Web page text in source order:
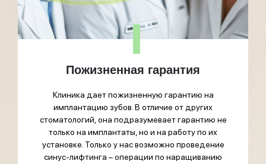
Пожизненная гарантия
Клиника дает пожизненную гарантию на
имплантацию зубов. В отличие от других
стоматологий, она подразумевает гарантию не
только на имплантаты, но и на работу по их
установке. Только у нас возможно проведение
синус-лифтинга – операции по наращиванию